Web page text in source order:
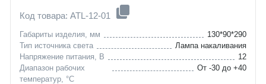
Код товара: ATL-12-01
Габариты изделия, мм
130*90*290
Тип источника света
Лампа накаливания
Напряжение питания, В
12
Диапазон рабочих
температур, °C
От -30 до +40